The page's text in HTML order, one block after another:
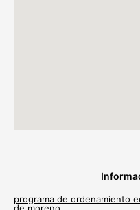
programa de ordenamiento
de moreno